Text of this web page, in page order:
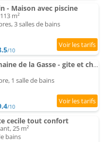
- Maison avec piscine
m²
3 salles de bains
/10
Appartement Domaine de la Gasse - gite et chambre d'hôte
1 salle de bains
/10
cecile tout confort
25 m²
bains